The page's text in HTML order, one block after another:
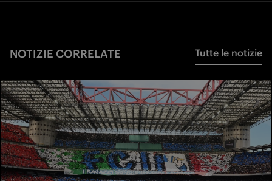
NOTIZIE CORRELATE Tutte le notizie